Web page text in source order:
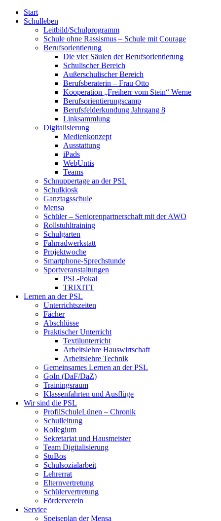
Start
Schulleben
Leitbild/Schulprogramm
Schule ohne Rassismus – Schule mit Courage
Berufsorientierung
Die vier Säulen der Berufsorientierung
Schulischer Bereich
Außerschulischer Bereich
Berufsberaterin – Frau Otto
Kooperation „Freiherr vom Stein“ Werne
Berufsorientierungscamp
Berufsfelderkundung Jahrgang 8
Linksammlung
Digitalisierung
Medienkonzept
Ausstattung
iPads
WebUntis
Teams
Schnuppertage an der PSL
Schulkiosk
Ganztagsschule
Mensa
Schüler – Seniorenpartnerschaft mit der AWO
Rollstuhltraining
Schulgarten
Fahrradwerkstatt
Projektwoche
Smartphone-Sprechstunde
Sportveranstaltungen
PSL-Pokal
TRIXITT
Lernen an der PSL
Unterrichtszeiten
Fächer
Abschlüsse
Praktischer Unterricht
Textilunterricht
Arbeitslehre Hauswirtschaft
Arbeitslehre Technik
Gemeinsames Lernen an der PSL​
GoIn (DaF/DaZ)
Trainingsraum
Klassenfahrten und Ausflüge
Wir sind die PSL
ProfilSchuleLünen – Chronik
Schulleitung
Kollegium
Sekretariat und Hausmeister
Team Digitalisierung
StuBos
Schulsozialarbeit
Lehrerrat
Elternvertretung
Schülervertretung
Förderverein
Service
Speiseplan der Mensa